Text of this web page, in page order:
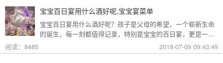
~
宝宝百日宴用什么酒好呢,宝宝宴菜单
宝宝百日宴用什么酒好呢？孩子是父母的希望，一个崭新生命
的诞生，每一刻都值得记录，特别是宝宝的百日宴，更是一个
从古时候就流传下来的传统习俗，对于亲朋好友们来说，百日
宴也往往是他们第一次正式见到孩子的场合，在这样的场合里
阅读：8485 2018-07-09 09:43:49